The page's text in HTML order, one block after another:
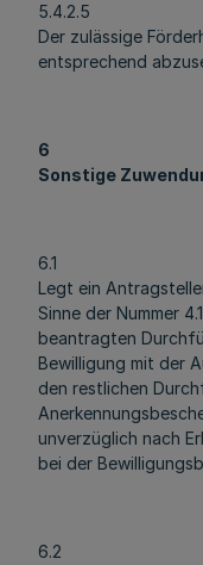
5.4.2.5
Der zulässige
entsprechend
6
Sonstige
6.1
Legt ein
Sinne der Nummer
beantragten
Bewilligung mit der
den restlichen
unverzüglich nach
bei der
6.2